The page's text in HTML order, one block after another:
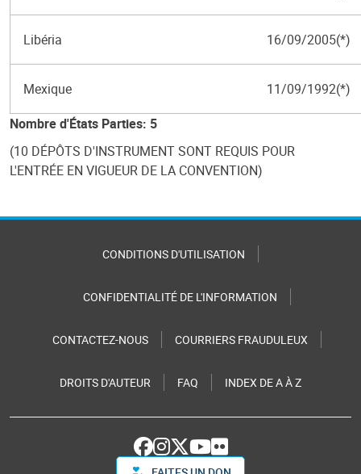
Libéria 16/09/2005(*)
Mexique
11/09/1992(*)
Nombre d'États Parties: 5
(10 DÉPÔTS D'INSTRUMENT SONT REQUIS POUR
L'ENTRÉE EN VIGUEUR DE LA CONVENTION)
CONDITIONS D'UTILISATION
CONFIDENTIALITÉ DE L'INFORMATION
CONTACTEZ-NOUS COURRIERS FRAUDULEUX
DROITS D'AUTEUR FAQ INDEX DE A À Z